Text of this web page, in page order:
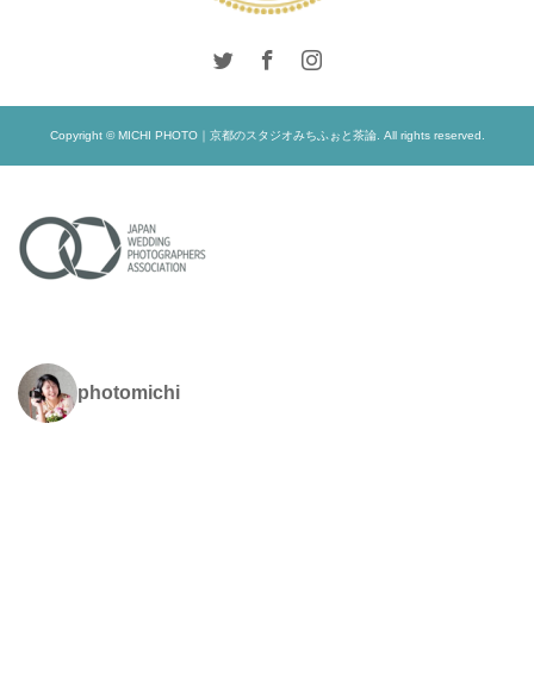
Copyright © MICHI PHOTO｜京都のスタジオみちふぉと茶論. All rights reserved.
photomichi